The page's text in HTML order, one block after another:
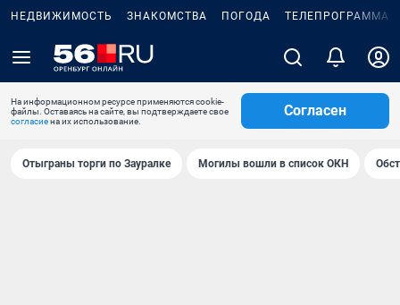
НЕДВИЖИМОСТЬ ЗНАКОМСТВА ПОГОДА ТЕЛЕПРОГРАММА
На информационном ресурсе применяются cookie-
файлы. Оставаясь на сайте, вы подтверждаете свое
согласиена их использование.
Согласен
Отыграны торги по Зауралке Могилы вошли в список ОКН